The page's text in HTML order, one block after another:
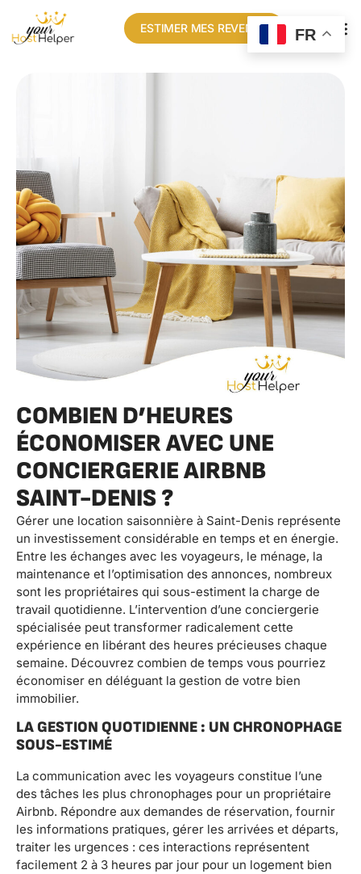
ESTIMER MES REVENUS
COMBIEN D’HEURES
ÉCONOMISER AVEC UNE
CONCIERGERIE AIRBNB
SAINT-DENIS ?
Gérer une location saisonnière à Saint-Denis représente
un investissement considérable en temps et en énergie.
Entre les échanges avec les voyageurs, le ménage, la
maintenance et l’optimisation des annonces, nombreux
sont les propriétaires qui sous-estiment la charge de
travail quotidienne. L’intervention d’une conciergerie
spécialisée peut transformer radicalement cette
expérience en libérant des heures précieuses chaque
semaine. Découvrez combien de temps vous pourriez
économiser en déléguant la gestion de votre bien
immobilier.
LA GESTION QUOTIDIENNE : UN CHRONOPHAGE
SOUS-ESTIMÉ
La communication avec les voyageurs constitue l’une
des tâches les plus chronophages pour un propriétaire
Airbnb. Répondre aux demandes de réservation, fournir
les informations pratiques, gérer les arrivées et départs,
traiter les urgences : ces interactions représentent
facilement 2 à 3 heures par jour pour un logement bien
FR